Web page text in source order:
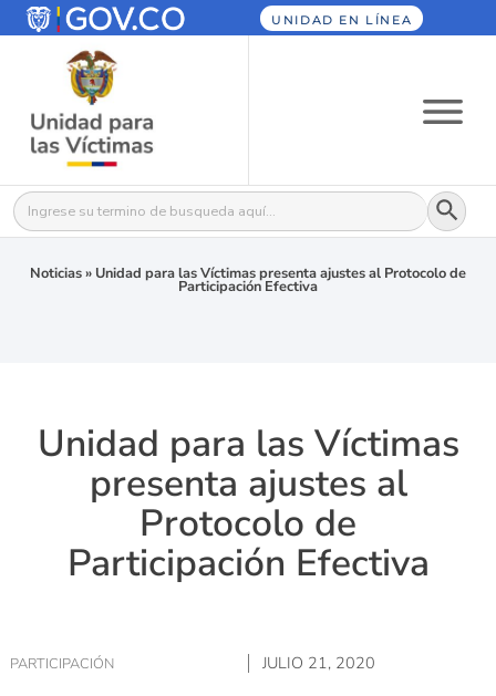
UNIDAD EN LÍNEA
Buscar: Botón
Noticias» Unidad para las Víctimas presenta ajustes al Protocolo de
Participación Efectiva
Unidad para las Víctimas
presenta ajustes al
Protocolo de
Participación Efectiva
PARTICIPACIÓN JULIO 21, 2020